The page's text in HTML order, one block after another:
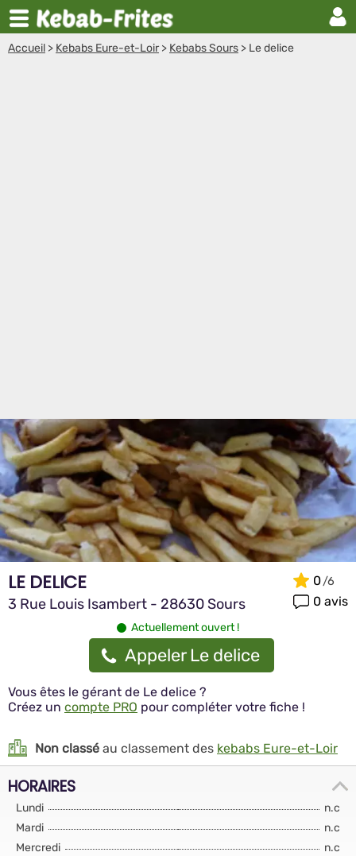
Accueil > Kebabs Eure-et-Loir > Kebabs Sours > Le delice
LE DELICE
3 Rue Louis Isambert - 28630 Sours
0
0 avis
Actuellement ouvert !
Appeler Le delice
Vous êtes le gérant de Le delice ?
Créez un compte PRO pour compléter votre fiche !
Non classé au classement des kebabs Eure-et-Loir
HORAIRES
Lundi
n.c
Mardi
n.c
Mercredi
n.c